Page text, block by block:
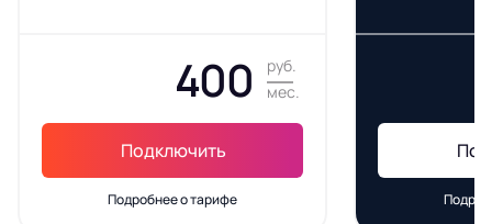
400
руб.
мес.
Подключить
Подробнее о тарифе